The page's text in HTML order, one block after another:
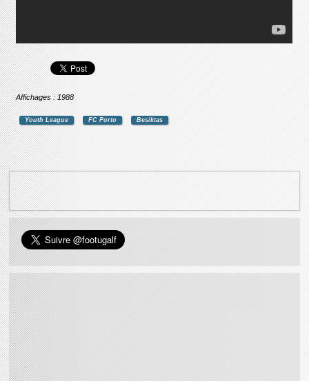
Affichages : 1988
Youth League FC Porto Besiktas